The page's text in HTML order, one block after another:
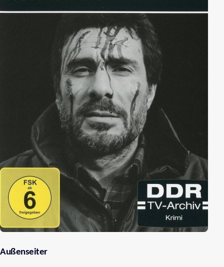
Außenseiter